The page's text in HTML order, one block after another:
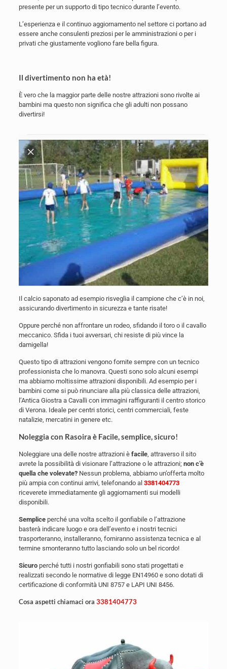
presente per un supporto di tipo tecnico durante l’evento.
L’esperienza e il continuo aggiornamento nel settore ci portano ad
essere anche consulenti preziosi per le amministrazioni o per i
privati che giustamente vogliono fare bella figura.
Il divertimento non ha età!
È vero che la maggior parte delle nostre attrazioni sono rivolte ai
bambini ma questo non significa che gli adulti non possano
divertirsi!
Il calcio saponato ad esempio risveglia il campione che c’è in noi,
assicurando divertimento in sicurezza e tante risate!
Oppure perché non affrontare un rodeo, sfidando il toro o il cavallo
meccanico. Sfida i tuoi avversari, chi resiste di più vince la
damigella!
Questo tipo di attrazioni vengono fornite sempre con un tecnico
professionista che lo manovra. Questi sono solo alcuni esempi
ma abbiamo moltissime attrazioni disponibili. Ad esempio per i
bambini come si può rinunciare alla più classica delle attrazioni,
l’Antica Giostra a Cavalli con immagini raffiguranti il centro storico
di Verona. Ideale per centri storici, centri commerciali, feste
natalizie, mercatini in genere etc.
Noleggia con Rasoira è Facile, semplice, sicuro!
Noleggiare una delle nostre attrazioni è facile, attraverso il sito
avrete la possibilità di visionare l’attrazione o le attrazioni; non c’è
quella che volevate?Nessun problema, abbiamo un’offerta molto
più ampia con continui arrivi, telefonando al 3381404773
riceverete immediatamente gli aggiornamenti sui modelli
disponibili.
Sempliceperché una volta scelto il gonfiabile o l’attrazione
basterà indicare luogo e ora dell’evento e i nostri tecnici
trasporteranno, installeranno, forniranno assistenza tecnica e al
termine smonteranno tutto lasciando solo un bel ricordo!
Sicuroperché tutti i nostri gonfiabili sono stati progettati e
realizzati secondo le normative di legge EN14960 e sono dotati di
certificazione di conformità UNI 8757 e LAPI UNI 8456.
Cosa aspetti chiamaci ora 3381404773